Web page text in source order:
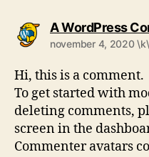
A WordPress
november 4, 2020
Hi, this is a comment.
To get started with
deleting comments,
screen in the
Commenter avatars